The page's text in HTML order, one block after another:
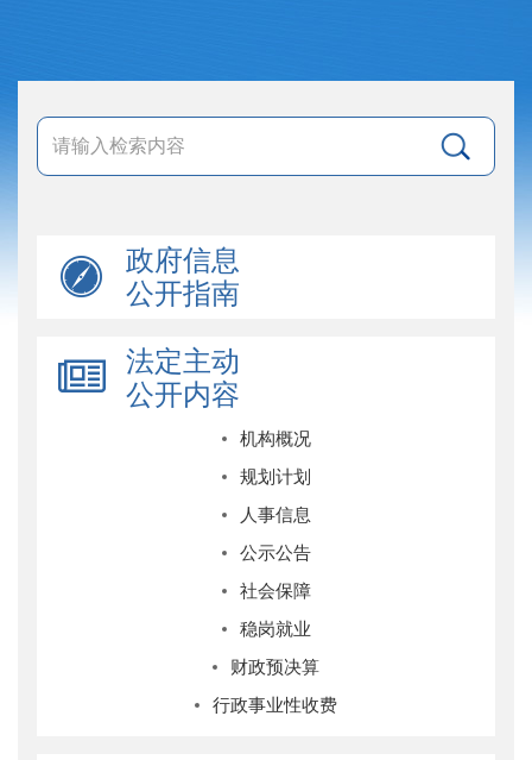
政府信息
公开指南
法定主动
公开内容
机构概况
规划计划
人事信息
公示公告
社会保障
稳岗就业
财政预决算
行政事业性收费